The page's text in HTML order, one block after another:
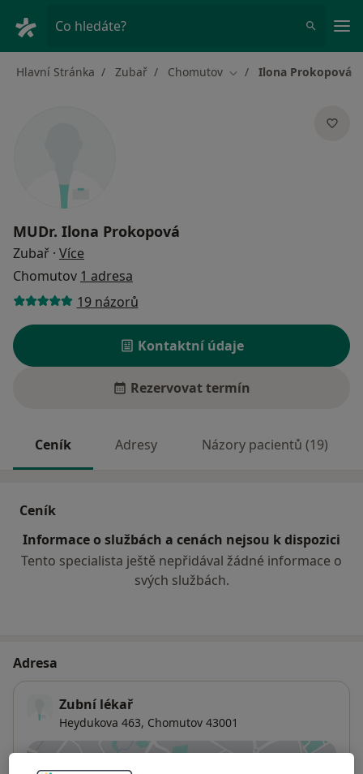
Co hledáte?
Hlavní Stránka Zubař Chomutov Změna města
Ilona Prokopová
MUDr. Ilona Prokopová
Zubař · Více
Chomutov 1 adresa
19 názorů
Kontaktní údaje
Rezervovat termín
Ceník Adresy Názory pacientů (19)
Ceník
Informace o službách a cenách nejsou k dispozici
Tento specialista ještě nepřidával žádné informace o
svých službách.
Adresa
Zubní lékař
Heydukova 463, Chomutov 43001